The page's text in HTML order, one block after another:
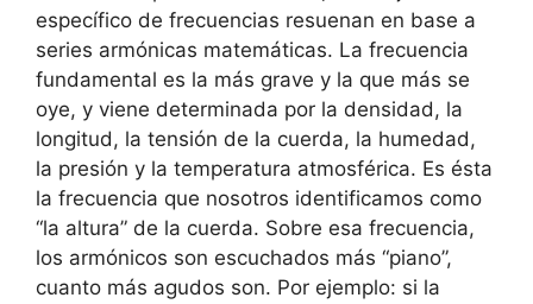
específico de frecuencias resuenan en base a
series armónicas matemáticas. La frecuencia
fundamental es la más grave y la que más se
oye, y viene determinada por la densidad, la
longitud, la tensión de la cuerda, la humedad,
la presión y la temperatura atmosférica. Es ésta
la frecuencia que nosotros identificamos como
“la altura” de la cuerda. Sobre esa frecuencia,
los armónicos son escuchados más “piano”,
cuanto más agudos son. Por ejemplo: si la